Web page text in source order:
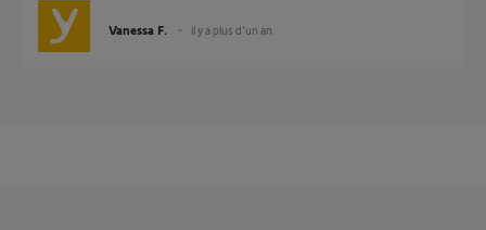
Vanessa F. il y a plus d'un an